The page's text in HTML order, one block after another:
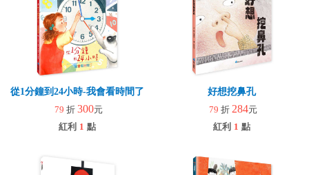
從1分鐘到24小時-我會看時間了
79 折 300元
紅利 1 點
好想挖鼻孔
79 折 284元
紅利 1 點